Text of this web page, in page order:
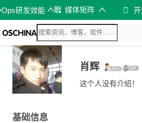
研发效能 媒体矩阵
肖辉
这个人没有介绍！
基础信息